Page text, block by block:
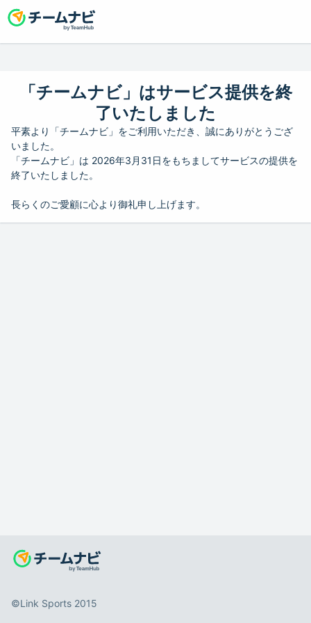
「チームナビ」はサービス提供を終
了いたしました
平素より「チームナビ」をご利用いただき、誠にありがとうござ
いました。
「チームナビ」は 2026年3月31日をもちましてサービスの提供を
終了いたしました。
長らくのご愛顧に心より御礼申し上げます。
©️Link Sports 2015